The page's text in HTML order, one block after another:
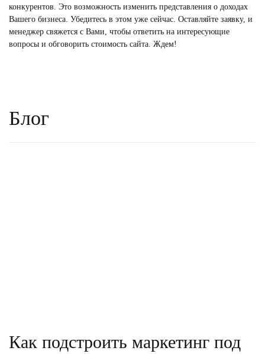
конкурентов. Это возможность изменить представления о доходах
Вашего бизнеса. Убедитесь в этом уже сейчас. Оставляйте заявку, и
менеджер свяжется с Вами, чтобы ответить на интересующие
вопросы и обговорить стоимость сайта. Ждем!
Блог
Как подстроить маркетинг под